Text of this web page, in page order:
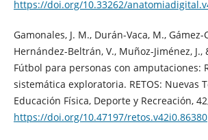
https://doi.org/10.33262/
Gamonales, J. M., Durán-Vaca, M., Gámez-
Hernández-Beltrán, V., Muñoz-Jiménez, J.,
Fútbol para personas con amputaciones:
sistemática exploratoria. RETOS: Nuevas
Educación Física, Deporte y Recreación,
https://doi.org/10.47197/retos.v42i0.86380